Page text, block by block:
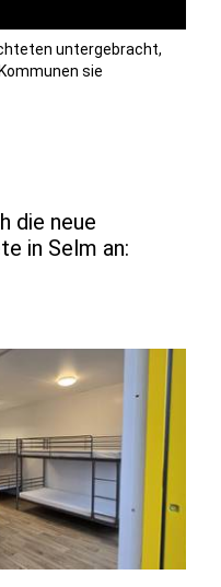
untergebracht,
sie
die neue
in Selm an: